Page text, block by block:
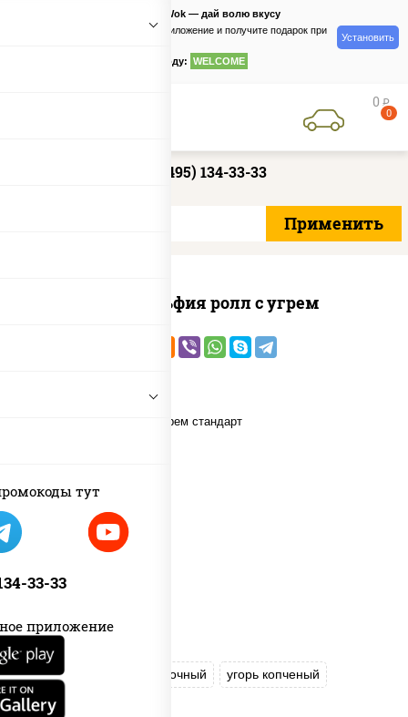
тут
33-33
приложение
PizzaSushiWok — дай волю вкусу
Скачайте приложение и получите подарок при
по промокоду: WELCOME
Установить
0 руб
0
+7 (495) 134-33-33
Филадельфия ролл с угрем
рис сыр сливочный угорь копченый
соус "Унаги"